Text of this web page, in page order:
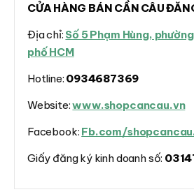
CỬA HÀNG BÁN CẦN CÂU
Địa chỉ: Số 5 Phạm Hùng,
phố HCM
Hotline: 0934687369
Website:www.shopcancau.vn
Facebook: Fb.com/
Giấy đăng ký kinh doanh số: